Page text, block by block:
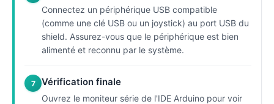
Connectez un périphérique USB compatible
(comme une clé USB ou un joystick) au port USB du
shield. Assurez-vous que le périphérique est bien
alimenté et reconnu par le système.
7 Vérification finale
Ouvrez le moniteur série de l'IDE Arduino pour voir